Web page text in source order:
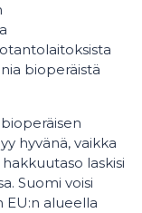
bioperäistä
hyvänä, vaikka
laskisi
Suomi voisi
EU:n alueella